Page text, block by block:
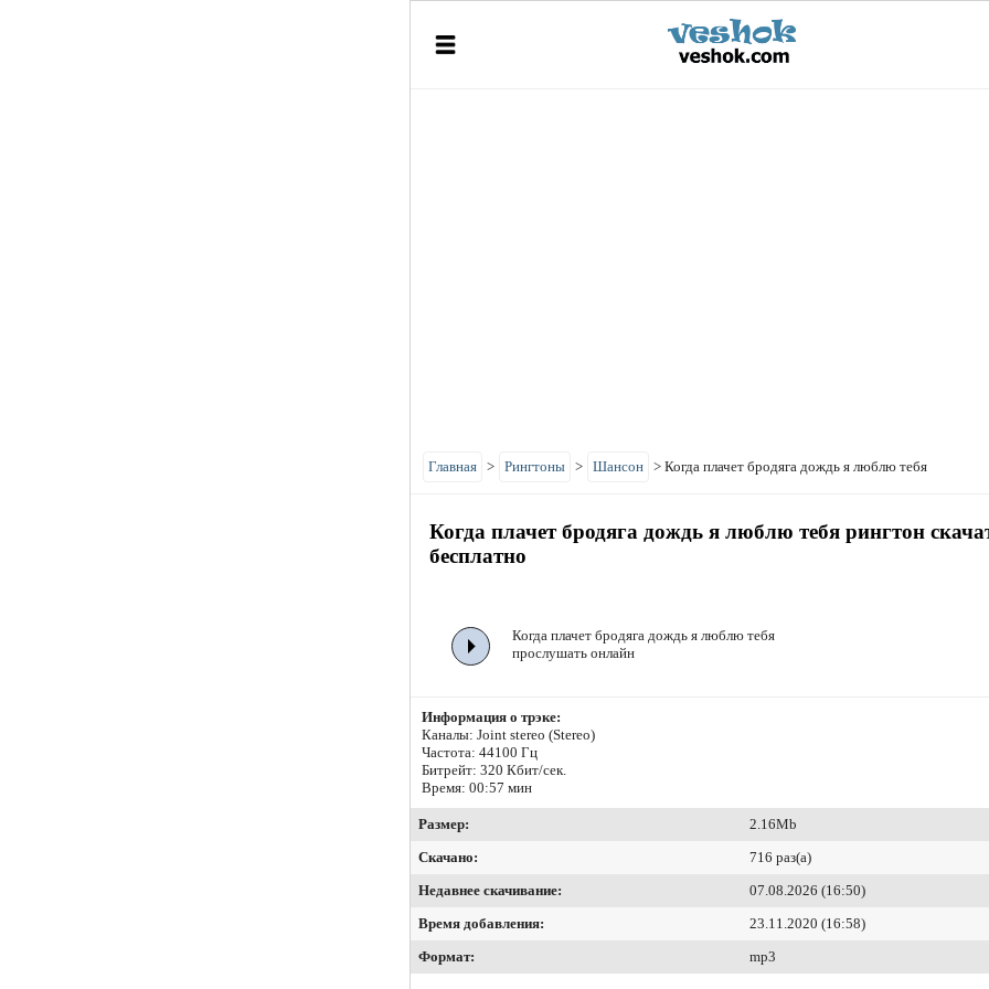
Главная > Рингтоны > Шансон > Когда плачет бродяга дождь я люблю тебя
Когда плачет бродяга дождь я люблю тебя рингтон
бесплатно
Когда плачет бродяга дождь я люблю тебя
прослушать онлайн
Информация о трэке:
Каналы: Joint stereo (Stereo)
Частота: 44100 Гц
Битрейт: 320 Кбит/сек.
Время: 00:57 мин
Размер:
2.16Mb
Скачано:
716 раз(а)
Недавнее скачивание:
07.08.2026 (16:50)
Время добавления:
23.11.2020 (16:58)
Формат:
mp3